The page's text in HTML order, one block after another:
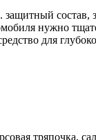
защитный
нужно
для
тряпочка,